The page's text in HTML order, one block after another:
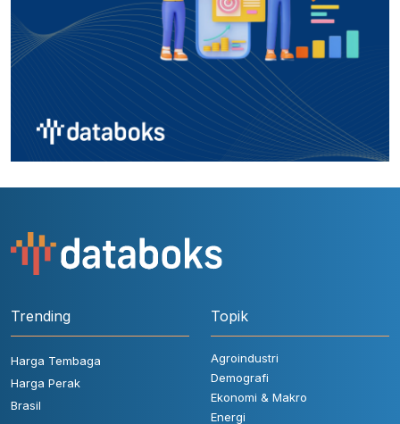
Trending
Harga Tembaga
Harga Perak
Brasil
Topik
Agroindustri
Demografi
Ekonomi & Makro
Energi